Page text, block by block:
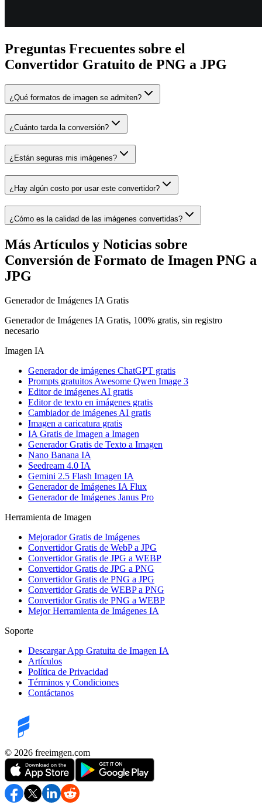
Preguntas Frecuentes sobre el
Convertidor Gratuito de PNG a JPG
¿Qué formatos de imagen se admiten?
¿Cuánto tarda la conversión?
¿Están seguras mis imágenes?
¿Hay algún costo por usar este convertidor?
¿Cómo es la calidad de las imágenes convertidas?
Más Artículos y Noticias sobre
Conversión de Formato de Imagen PNG a
JPG
Generador de Imágenes IA Gratis
Generador de Imágenes IA Gratis, 100% gratis, sin registro
necesario
Imagen IA
Generador de imágenes ChatGPT gratis
Prompts gratuitos Awesome Qwen Image 3
Editor de imágenes AI gratis
Editor de texto en imágenes gratis
Cambiador de imágenes AI gratis
Imagen a caricatura gratis
IA Gratis de Imagen a Imagen
Generador Gratis de Texto a Imagen
Nano Banana IA
Seedream 4.0 IA
Gemini 2.5 Flash Imagen IA
Generador de Imágenes IA Flux
Generador de Imágenes Janus Pro
Herramienta de Imagen
Mejorador Gratis de Imágenes
Convertidor Gratis de WebP a JPG
Convertidor Gratis de JPG a WEBP
Convertidor Gratis de JPG a PNG
Convertidor Gratis de PNG a JPG
Convertidor Gratis de WEBP a PNG
Convertidor Gratis de PNG a WEBP
Mejor Herramienta de Imágenes IA
Soporte
Descargar App Gratuita de Imagen IA
Artículos
Política de Privacidad
Términos y Condiciones
Contáctanos
©️ 2026 freeimgen.com